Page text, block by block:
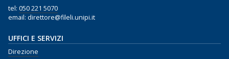
tel: 050 221 5070
email: direttore@fileli.unipi.it
UFFICI E SERVIZI
Direzione